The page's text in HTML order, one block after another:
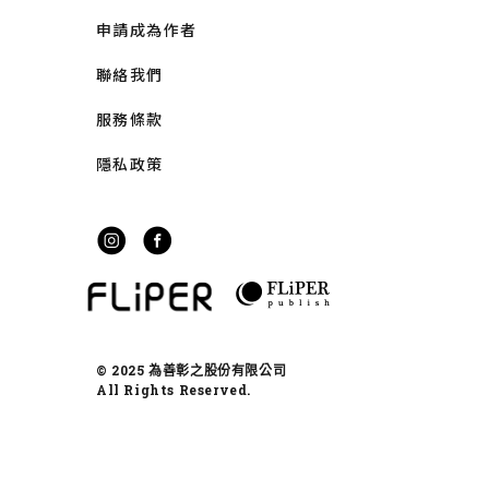
申請成為作者
聯絡我們
服務條款
隱私政策
© 2025 為善彰之股份有限公司
All Rights Reserved.